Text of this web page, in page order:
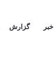
خبر گزارش